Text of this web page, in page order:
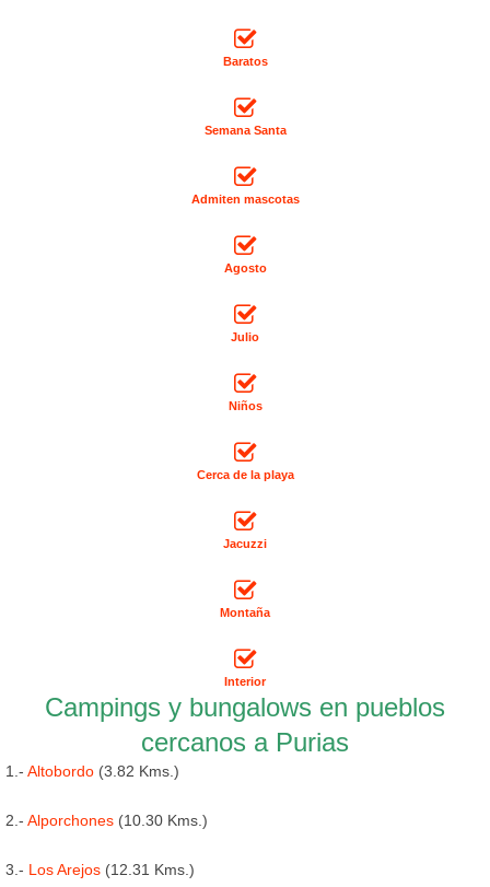
Baratos
Semana Santa
Admiten mascotas
Agosto
Julio
Niños
Cerca de la playa
Jacuzzi
Montaña
Interior
Campings y bungalows en pueblos
cercanos a Purias
1.- Altobordo (3.82 Kms.)
2.- Alporchones (10.30 Kms.)
3.- Los Arejos (12.31 Kms.)